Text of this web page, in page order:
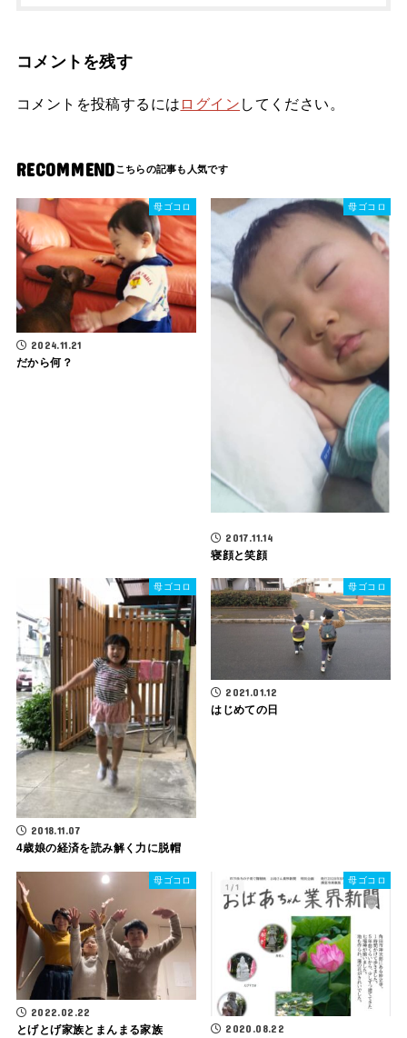
コメントを残す
コメントを投稿するには ログイン してください。
RECOMMEND
母ゴコロ
2024.11.21
だから何？
母ゴコロ
2017.11.14
寝顔と笑顔
母ゴコロ
2018.11.07
4歳娘の経済を読み解く力に脱帽
母ゴコロ
2021.01.12
はじめての日
母ゴコロ
2022.02.22
とげとげ家族とまんまる家族
母ゴコロ
2020.08.22